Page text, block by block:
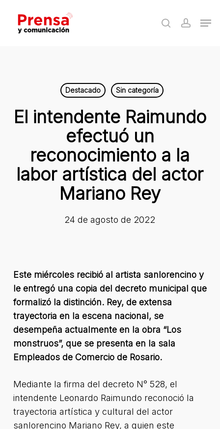
main
search
Destacado Sin categoría
El intendente Raimundo
efectuó un
reconocimiento a la
labor artística del actor
Mariano Rey
24 de agosto de 2022
Este miércoles recibió al artista sanlorencino y
le entregó una copia del decreto municipal que
formalizó la distinción. Rey, de extensa
trayectoria en la escena nacional, se
desempeña actualmente en la obra “Los
monstruos”, que se presenta en la sala
Empleados de Comercio de Rosario.
Mediante la firma del decreto N° 528, el
intendente Leonardo Raimundo reconoció la
trayectoria artística y cultural del actor
sanlorencino Mariano Rey, a quien este